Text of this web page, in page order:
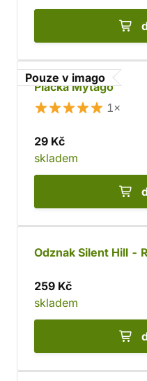
Pouze v imago
Placka Mytago
1×
29 Kč
skladem
Odznak Silent Hill -
259 Kč
skladem